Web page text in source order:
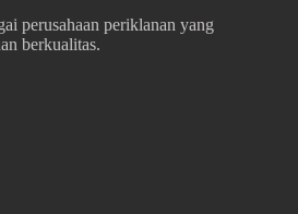
perusahaan periklanan yang
berkualitas.